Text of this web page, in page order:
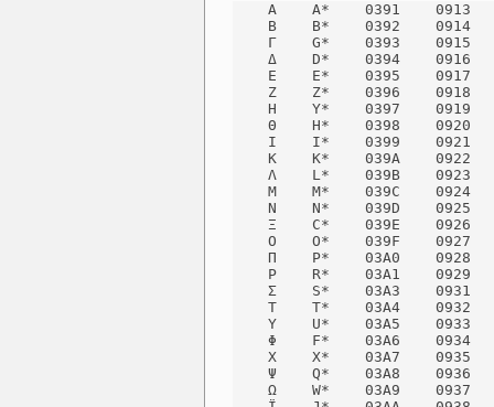
Α    A*    0391    0913
Β    B*    0392    0914
Γ    G*    0393    0915
Δ    D*    0394    0916
Ε    E*    0395    0917
Ζ    Z*    0396    0918
Η    Y*    0397    0919
Θ    H*    0398    0920
Ι    I*    0399    0921
Κ    K*    039A    0922
Λ    L*    039B    0923
Μ    M*    039C    0924
Ν    N*    039D    0925
Ξ    C*    039E    0926
Ο    O*    039F    0927
Π    P*    03A0    0928
Ρ    R*    03A1    0929
Σ    S*    03A3    0931
Τ    T*    03A4    0932
Υ    U*    03A5    0933
Φ    F*    03A6    0934
Χ    X*    03A7    0935
Ψ    Q*    03A8    0936
Ω    W*    03A9    0937